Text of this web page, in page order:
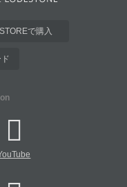
で購入